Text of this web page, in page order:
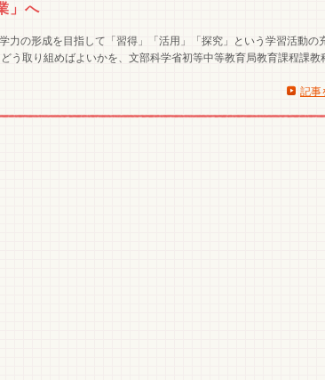
」へ
力の形成を目指して「習得」「活用」「探究」という学習活動の
う取り組めばよいかを、文部科学省初等中等教育局教育課程課教
記事